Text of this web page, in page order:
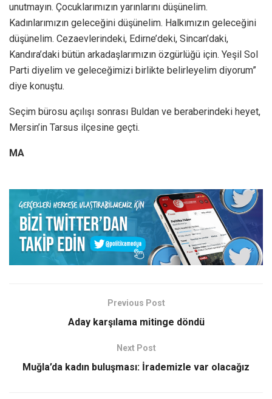
unutmayın. Çocuklarımızın yarınlarını düşünelim.
Kadınlarımızın geleceğini düşünelim. Halkımızın geleceğini
düşünelim. Cezaevlerindeki, Edirne’deki, Sincan’daki,
Kandıra’daki bütün arkadaşlarımızın özgürlüğü için. Yeşil Sol
Parti diyelim ve geleceğimizi birlikte belirleyelim diyorum”
diye konuştu.
Seçim bürosu açılışı sonrası Buldan ve beraberindeki heyet,
Mersin’in Tarsus ilçesine geçti.
MA
Previous Post
Aday karşılama mitinge döndü
Next Post
Muğla’da kadın buluşması: İrademizle var olacağız